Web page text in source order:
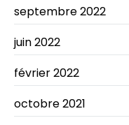
septembre 2022
juin 2022
février 2022
octobre 2021